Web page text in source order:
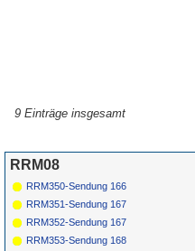
9 Einträge insgesamt
RRM08
RRM350-Sendung 166
RRM351-Sendung 167
RRM352-Sendung 167
RRM353-Sendung 168